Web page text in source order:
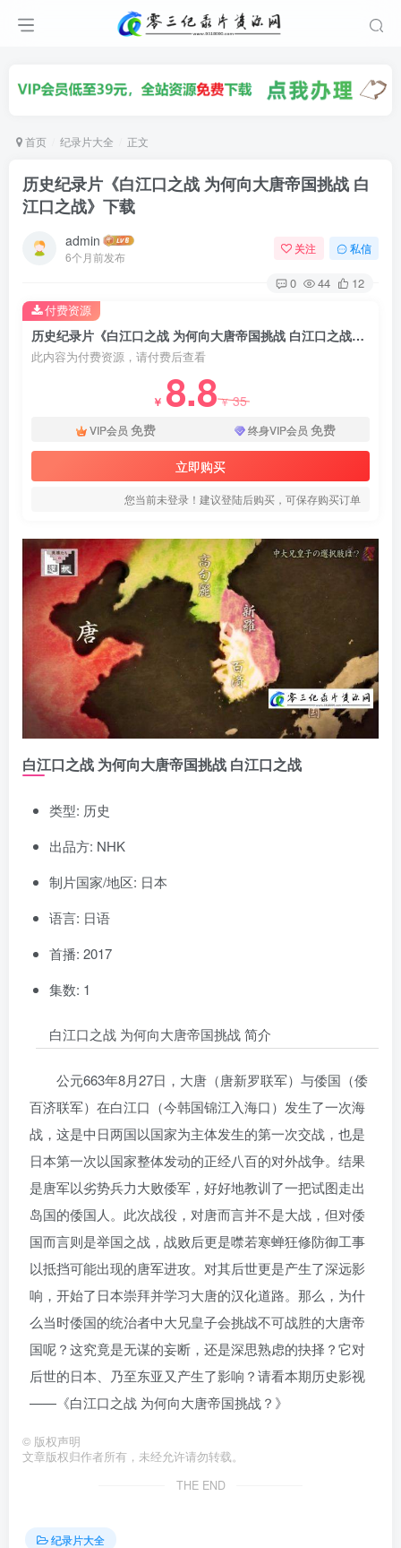
首页 纪录片大全 正文
历史纪录片《白江口之战 为何向大唐帝国挑战 白
江口之战》下载
admin
6个月前发布
关注 私信
0 44 12
历史纪录片《白江口之战 为何向大唐帝国挑战 白江口之战》下载
此内容为付费资源，请付费后查看
￥ 8.8￥35
VIP会员 免费 终身VIP会员 免费
立即购买
您当前未登录！建议登陆后购买，可保存购买订单
付费资源
白江口之战 为何向大唐帝国挑战 白江口之战
类型: 历史
出品方: NHK
制片国家/地区: 日本
语言: 日语
首播: 2017
集数: 1
白江口之战 为何向大唐帝国挑战 简介
公元663年8月27日，大唐（唐新罗联军）与倭国（倭
百济联军）在白江口（今韩国锦江入海口）发生了一次海
战，这是中日两国以国家为主体发生的第一次交战，也是
日本第一次以国家整体发动的正经八百的对外战争。结果
是唐军以劣势兵力大败倭军，好好地教训了一把试图走出
岛国的倭国人。此次战役，对唐而言并不是大战，但对倭
国而言则是举国之战，战败后更是噤若寒蝉狂修防御工事
以抵挡可能出现的唐军进攻。对其后世更是产生了深远影
响，开始了日本崇拜并学习大唐的汉化道路。那么，为什
么当时倭国的统治者中大兄皇子会挑战不可战胜的大唐帝
国呢？这究竟是无谋的妄断，还是深思熟虑的抉择？它对
后世的日本、乃至东亚又产生了影响？请看本期历史影视
——《白江口之战 为何向大唐帝国挑战？》
© 版权声明
文章版权归作者所有，未经允许请勿转载。
THE END
纪录片大全